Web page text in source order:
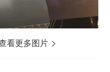
看更多图片